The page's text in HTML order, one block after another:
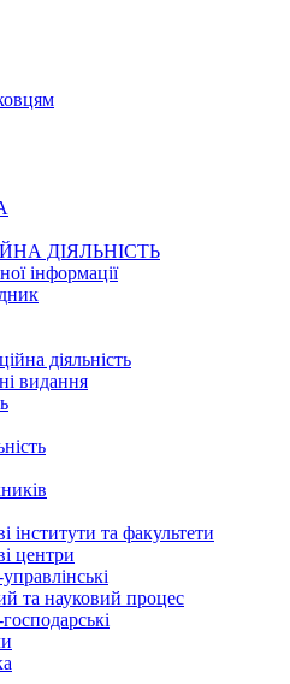
ДІЯЛЬНІСТЬ
інформації
діяльність
видання
інститути та факультети
центри
та науковий процес